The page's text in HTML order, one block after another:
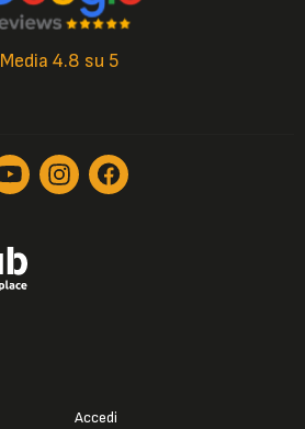
Media 4.8 su 5
Accedi